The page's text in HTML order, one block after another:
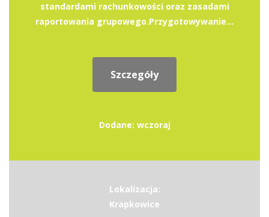
standardami rachunkowości oraz zasadami
raportowania grupowego.Przygotowywanie...
Szczegóły
Dodane: wczoraj
Lokalizacja:
Krapkowice